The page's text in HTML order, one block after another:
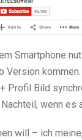
Smartphone
Version
Profil Bild
wenn es
will – ich